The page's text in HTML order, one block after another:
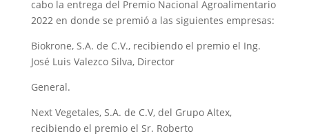
cabo la entrega del Premio Nacional Agroalimentario
2022 en donde se premió a las siguientes empresas:
Biokrone, S.A. de C.V., recibiendo el premio el Ing.
José Luis Valezco Silva, Director
General.
Next Vegetales, S.A. de C.V, del Grupo Altex,
recibiendo el premio el Sr. Roberto